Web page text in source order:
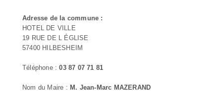
Adresse de la commune :
HOTEL DE VILLE
19 RUE DE L ÉGLISE
57400 HILBESHEIM
Téléphone :03 87 07 71 81
Nom du Maire : M. Jean-Marc MAZERAND